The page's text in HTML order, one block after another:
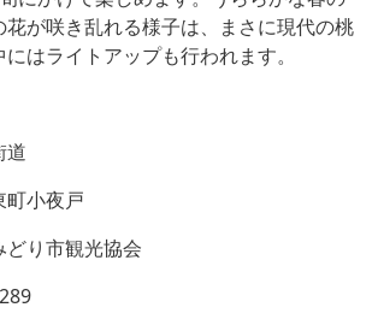
花が咲き乱れる様子は、まさに現代の桃
はライトアップも行われます。
道
町小夜戸
り市観光協会